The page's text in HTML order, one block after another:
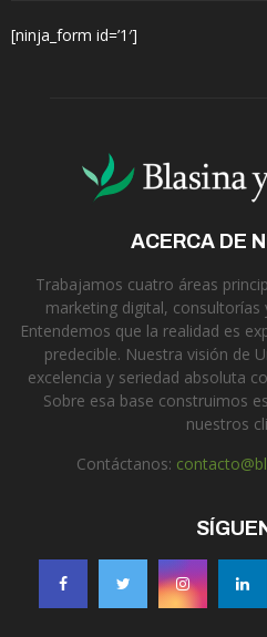
[ninja_form id=’1′]
ACERCA DE
Trabajamos cuatro áreas
marketing digital,
Entendemos que la realidad es
predecible. Nuestra visión de
excelencia y seriedad absoluta
Sobre esa base construimos
nuestros
Contáctanos: